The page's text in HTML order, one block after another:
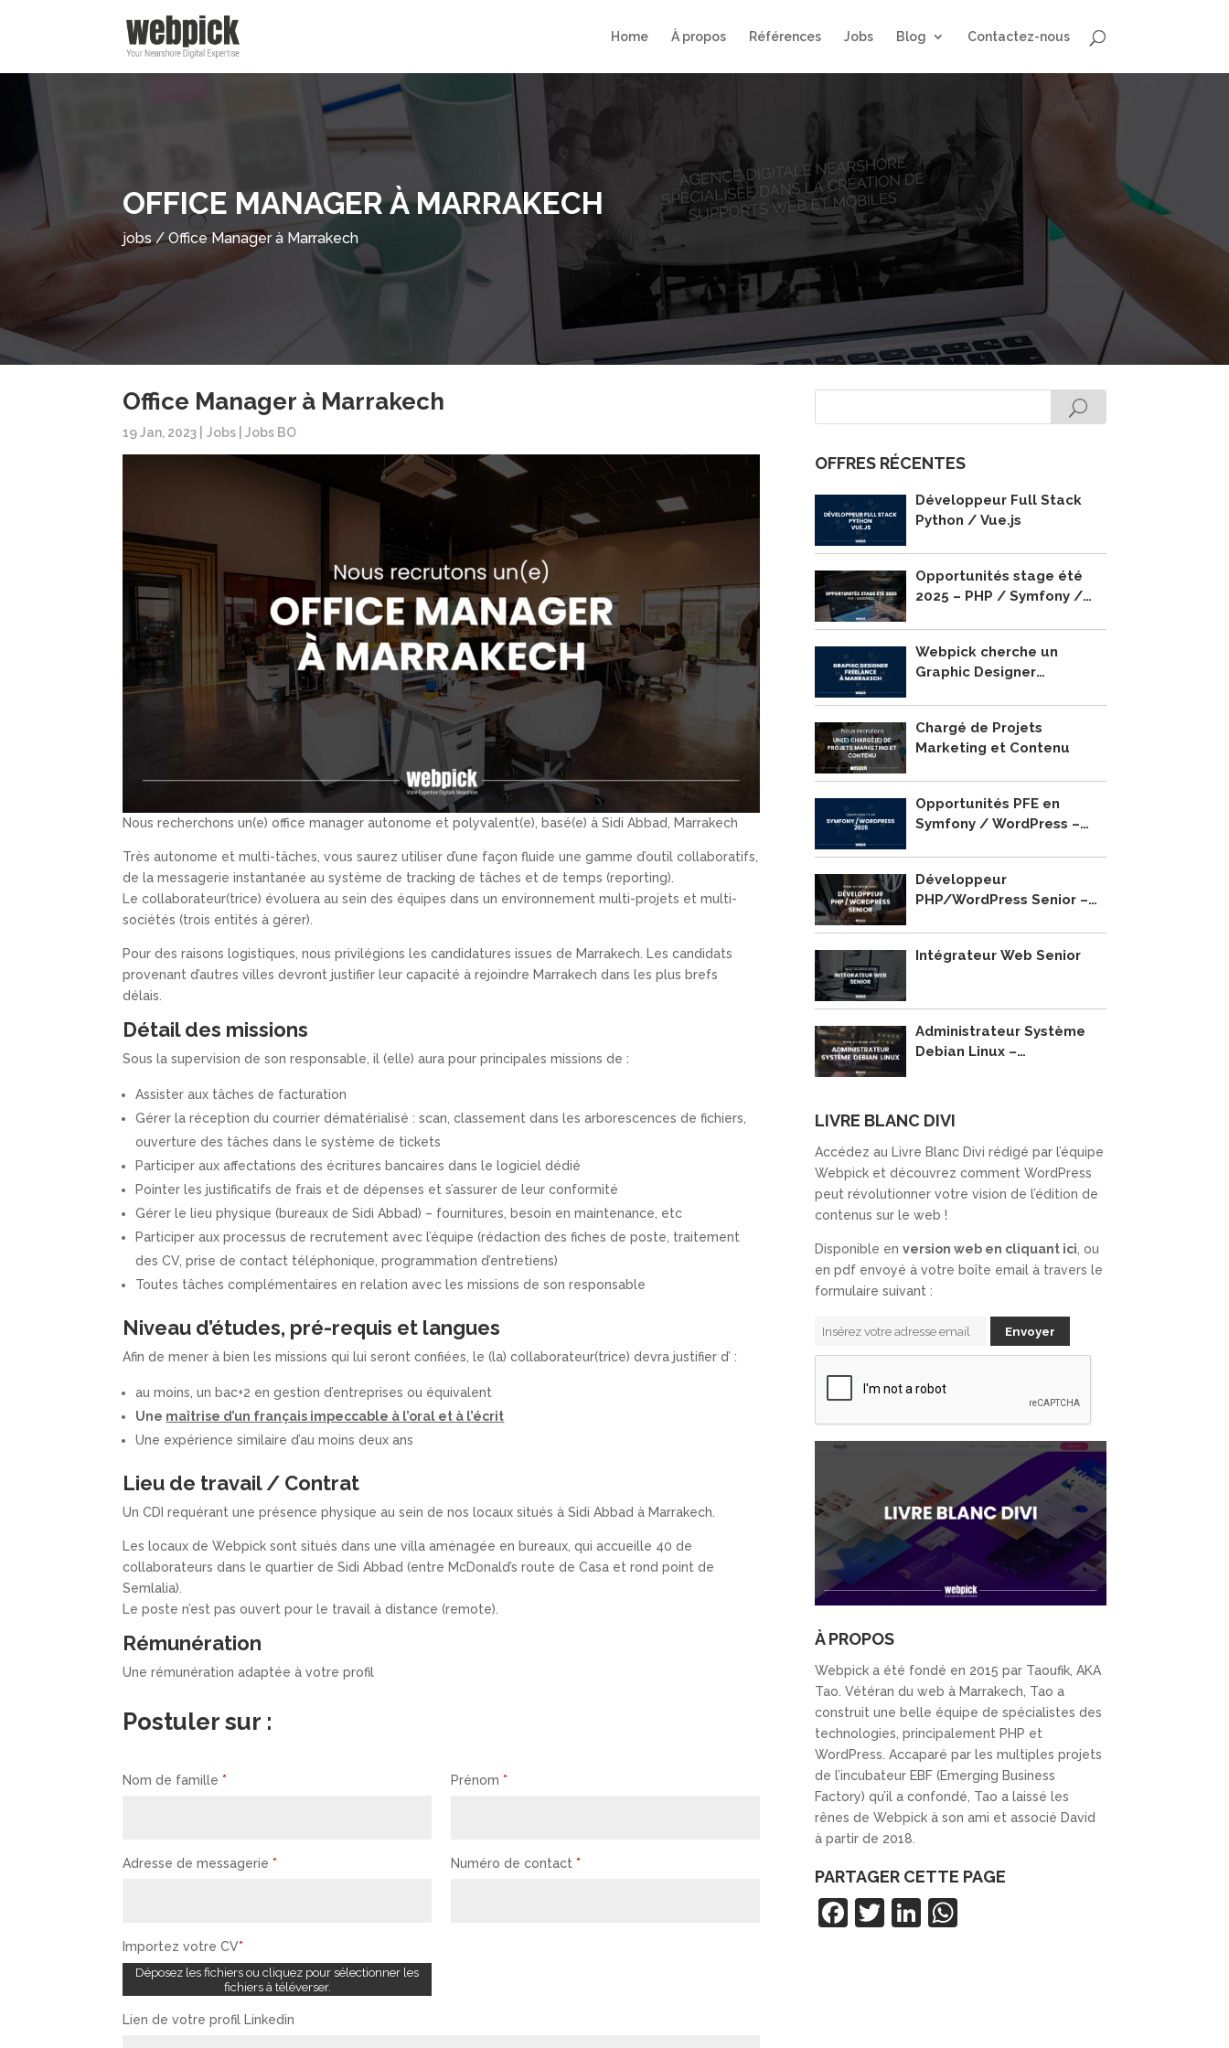
Home À propos Références Jobs Blog Contactez-nous
OFFICE MANAGER À MARRAKECH
jobs/Office Manager à Marrakech
Office Manager à Marrakech
19 Jan, 2023 Jobs |Jobs BO
Nous recherchons un(e) office manager autonome et polyvalent(e), basé(e) à Sidi Abbad, Marrakech
Très autonome et multi-tâches, vous saurez utiliser d’une façon fluide une gamme d’outil collaboratifs,
de la messagerie instantanée au système de tracking de tâches et de temps (reporting).
Le collaborateur(trice) évoluera au sein des équipes dans un environnement multi-projets et multi-
sociétés (trois entités à gérer).
Pour des raisons logistiques, nous privilégions les candidatures issues de Marrakech. Les candidats
provenant d’autres villes devront justifier leur capacité à rejoindre Marrakech dans les plus brefs
délais.
Détail des missions
Sous la supervision de son responsable, il (elle) aura pour principales missions de :
Assister aux tâches de facturation
Gérer la réception du courrier dématérialisé : scan, classement dans les arborescences de fichiers,
ouverture des tâches dans le système de tickets
Participer aux affectations des écritures bancaires dans le logiciel dédié
Pointer les justificatifs de frais et de dépenses et s’assurer de leur conformité
Gérer le lieu physique (bureaux de Sidi Abbad) – fournitures, besoin en maintenance, etc
Participer aux processus de recrutement avec l’équipe (rédaction des fiches de poste, traitement
des CV, prise de contact téléphonique, programmation d’entretiens)
Toutes tâches complémentaires en relation avec les missions de son responsable
Niveau d’études, pré-requis et langues
Afin de mener à bien les missions qui lui seront confiées, le (la) collaborateur(trice) devra justifier d’ :
au moins, un bac+2 en gestion d’entreprises ou équivalent
Une maîtrise d’un français impeccable à l’oral et à l’écrit
Une expérience similaire d’au moins deux ans
Lieu de travail / Contrat
Un CDI requérant une présence physique au sein de nos locaux situés à Sidi Abbad à Marrakech.
Les locaux de Webpick sont situés dans une villa aménagée en bureaux, qui accueille 40 de
collaborateurs dans le quartier de Sidi Abbad (entre McDonald’s route de Casa et rond point de
Semlalia).
Le poste n’est pas ouvert pour le travail à distance (remote).
Rémunération
Une rémunération adaptée à votre profil
Postuler sur :
Nom de famille* Prénom*
Adresse de messagerie* Numéro de contact*
Importez votre CV*
Déposez les fichiers ou cliquez pour sélectionner les
fichiers à téléverser.
Lien de votre profil Linkedin
OFFRES RÉCENTES
Développeur Full Stack
Python / Vue.js
Opportunités stage été
2025 – PHP / Symfony /
Webpick cherche un
Graphic Designer
Chargé de Projets
Marketing et Contenu
Opportunités PFE en
Symfony / WordPress –
Développeur
PHP/WordPress Senior –
Intégrateur Web Senior
Administrateur Système
Debian Linux –
LIVRE BLANC DIVI
Accédez au Livre Blanc Divi rédigé par l’équipe
Webpick et découvrez comment WordPress
peut révolutionner votre vision de l’édition de
contenus sur le web !
Disponible en version web en cliquant ici , ou
en pdf envoyé à votre boîte email à travers le
formulaire suivant :
À PROPOS
Webpick a été fondé en 2015 par Taoufik, AKA
Tao. Vétéran du web à Marrakech, Tao a
construit une belle équipe de spécialistes des
technologies, principalement PHP et
WordPress. Accaparé par les multiples projets
de l’incubateur EBF (Emerging Business
Factory) qu’il a confondé, Tao a laissé les
rênes de Webpick à son ami et associé David
à partir de 2018.
PARTAGER CETTE PAGE
F T Li W